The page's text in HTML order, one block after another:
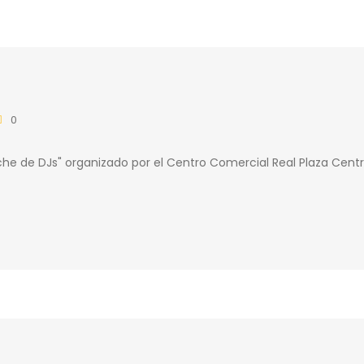
0
de DJs" organizado por el Centro Comercial Real Plaza